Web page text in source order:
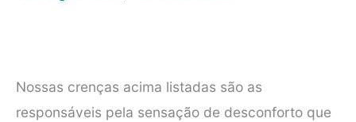
Nossas crenças acima listadas são as
responsáveis pela sensação de desconforto que